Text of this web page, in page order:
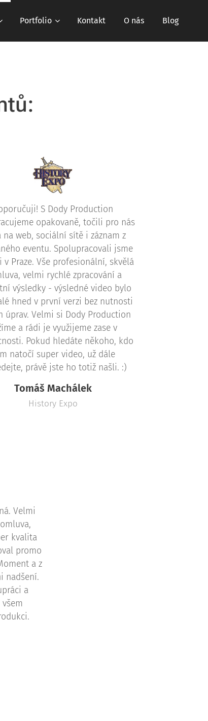
Portfolio Kontakt O nás Blog
S Dody Production
opakovaně, točili pro nás
na web, sociální sítě i záznam z
eventu. Spolupracovali jsme
v Praze. Vše profesionální, skvělá
velmi rychlé zpracování a
výsledky - výsledné video bylo
hned v první verzi bez nutnosti
úprav. Velmi si Dody Production
a rádi je využijeme zase v
Pokud hledáte někoho, kdo
natočí super video, už dále
právě jste ho totiž našli. :)
Tomáš Machálek
History Expo
Velmi
kvalita
promo
a z
nadšení.
a